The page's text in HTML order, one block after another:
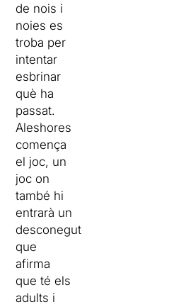
de nois i
noies es
troba per
intentar
esbrinar
què ha
passat.
Aleshores
comença
el joc, un
joc on
també hi
entrarà un
desconegut
que
afirma
que té els
adults i